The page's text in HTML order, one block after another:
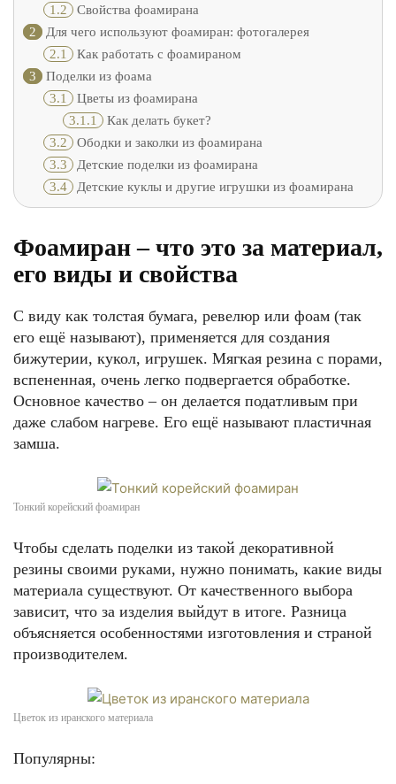
1.2 Свойства фоамирана
2
Для чего используют фоамиран: фотогалерея
2.1 Как работать с фоамираном
3
Поделки из фоама
3.1 Цветы из фоамирана
3.1.1
Как делать букет?
3.2 Ободки и заколки из фоамирана
3.3 Детские поделки из фоамирана
3.4 Детские куклы и другие игрушки из фоамирана
Фоамиран – что это за материал,
его виды и свойства
С виду как толстая бумага, ревелюр или фоам (так
его ещё называют), применяется для создания
бижутерии, кукол, игрушек. Мягкая резина с порами,
вспененная, очень легко подвергается обработке.
Основное качество – он делается податливым при
даже слабом нагреве. Его ещё называют пластичная
замша.
Тонкий корейский фоамиран
Чтобы сделать поделки из такой декоративной
резины своими руками, нужно понимать, какие виды
материала существуют. От качественного выбора
зависит, что за изделия выйдут в итоге. Разница
объясняется особенностями изготовления и страной
производителем.
Цветок из иранского материала
Популярны: